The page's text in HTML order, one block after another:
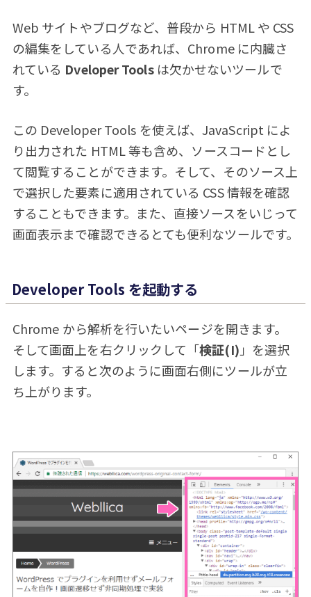
Web サイトやブログなど、普段から HTML や CSS
の編集をしている人であれば、Chrome に内臓さ
れている Dveloper Toolsは欠かせないツールで
す。
この Developer Tools を使えば、JavaScript によ
り出力された HTML 等も含め、ソースコードとし
て閲覧することができます。そして、そのソース上
で選択した要素に適用されている CSS 情報を確認
することもできます。また、直接ソースをいじって
画面表示まで確認できるとても便利なツールです。
Developer Tools を起動する
Chrome から解析を行いたいページを開きます。
そして画面上を右クリックして「検証(I) 」を選択
します。すると次のように画面右側にツールが立
ち上がります。